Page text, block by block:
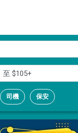
至 $105+
司機 保安